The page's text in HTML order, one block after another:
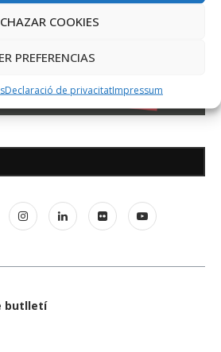
COOKIES
PREFERENCIAS
Declaració de privacitatImpressum
butlletí